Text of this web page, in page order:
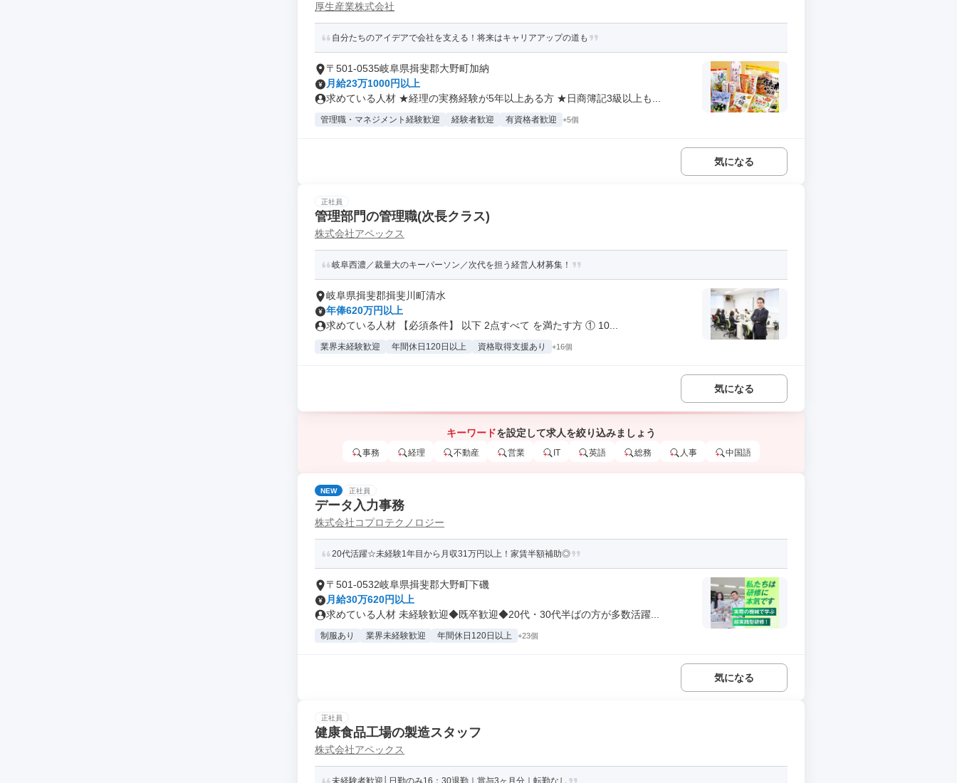
厚生産業株式会社
自分たちのアイデアで会社を支える！将来はキャリアアップの道も
〒501-0535岐阜県揖斐郡大野町加納
月給23万1000円以上
求めている人材 ★経理の実務経験が5年以上ある方 ★日商簿記3級以上も...
管理職・マネジメント経験歓迎 経験者歓迎 有資格者歓迎 +5個
気になる
正社員
管理部門の管理職(次長クラス)
株式会社アペックス
岐阜西濃／裁量大のキーパーソン／次代を担う経営人材募集！
岐阜県揖斐郡揖斐川町清水
年俸620万円以上
求めている人材 【必須条件】 以下 2点すべて を満たす方 ① 10...
業界未経験歓迎 年間休日120日以上 資格取得支援あり +16個
気になる
キーワードを設定して求人を絞り込みましょう
事務 経理 不動産 営業 IT 英語 総務 人事 中国語
NEW 正社員
データ入力事務
株式会社コプロテクノロジー
20代活躍☆未経験1年目から月収31万円以上！家賃半額補助◎
〒501-0532岐阜県揖斐郡大野町下磯
月給30万620円以上
求めている人材 未経験歓迎◆既卒歓迎◆20代・30代半ばの方が多数活躍...
制服あり 業界未経験歓迎 年間休日120日以上 +23個
気になる
正社員
健康食品工場の製造スタッフ
株式会社アペックス
未経験者歓迎│日勤のみ16：30退勤｜賞与3ヶ月分｜転勤なし